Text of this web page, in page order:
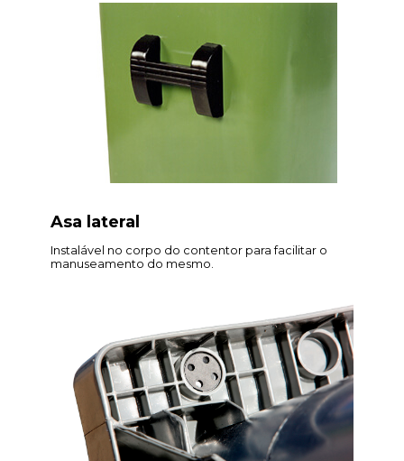
Asa lateral
Instalável no corpo do contentor para facilitar o
manuseamento do mesmo.